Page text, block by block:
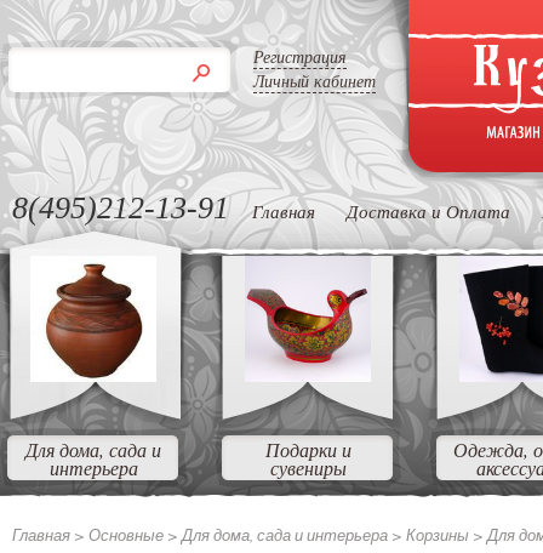
Регистрация
Личный кабинет
8(495)212-13-91 Главная Доставка и Оплата
Для дома, сада и
интерьера
Подарки и
сувениры
Одежда,
Главная > Основные >Для дома, сада и интерьера > Корзины >Для